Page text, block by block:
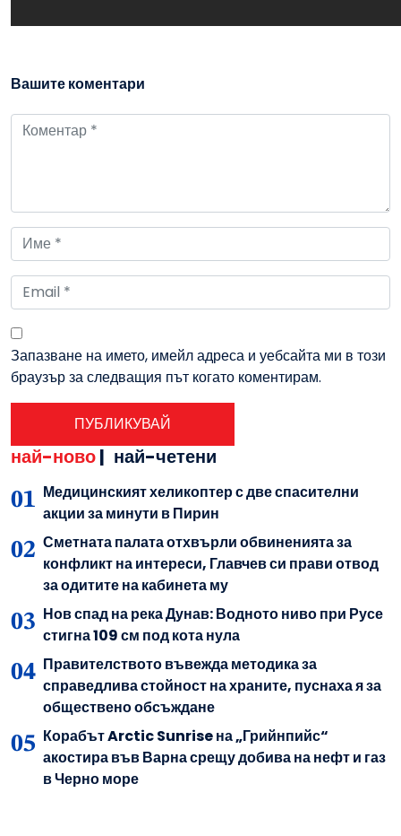
Вашите коментари
Запазване на името, имейл адреса и уебсайта ми в този
браузър за следващия път когато коментирам.
най-ново| най-четени
Медицинският хеликоптер с две спасителни
акции за минути в Пирин
Сметната палата отхвърли обвиненията за
конфликт на интереси, Главчев си прави отвод
за одитите на кабинета му
Нов спад на река Дунав: Водното ниво при Русе
стигна 109 см под кота нула
Правителството въвежда методика за
справедлива стойност на храните, пуснаха я за
обществено обсъждане
Корабът Arctic Sunrise на „Грийнпийс“
акостира във Варна срещу добива на нефт и газ
в Черно море